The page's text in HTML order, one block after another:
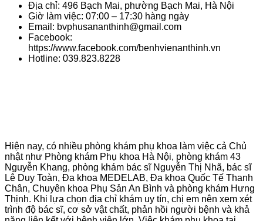
Địa chỉ: 496 Bạch Mai, phường Bạch Mai, Hà Nội
Giờ làm việc: 07:00 – 17:30 hàng ngày
Email: bvphusananthinh@gmail.com
Facebook:
https://www.facebook.com/benhvienanthinh.vn
Hotline: 039.823.8228
Hiện nay, có nhiều phòng khám phụ khoa làm việc cả Chủ
nhật như Phòng khám Phụ khoa Hà Nội, phòng khám 43
Nguyễn Khang, phòng khám bác sĩ Nguyễn Thị Nhã, bác sĩ
Lê Duy Toàn, Đa khoa MEDELAB, Đa khoa Quốc Tế Thanh
Chân, Chuyên khoa Phụ Sản An Bình và phòng khám Hưng
Thịnh. Khi lựa chọn địa chỉ khám uy tín, chị em nên xem xét
trình độ bác sĩ, cơ sở vật chất, phản hồi người bệnh và khả